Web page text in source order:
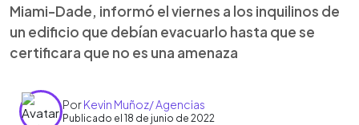
Miami-Dade, informó el viernes a los inquilinos de
un edificio que debían evacuarlo hasta que se
certificara que no es una amenaza
PorKevin Muñoz/ Agencias
Publicado el 18 de junio de 2022